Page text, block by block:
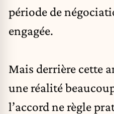
période de
engagée.
Mais derrière cette
une réalité
l’accord ne règle